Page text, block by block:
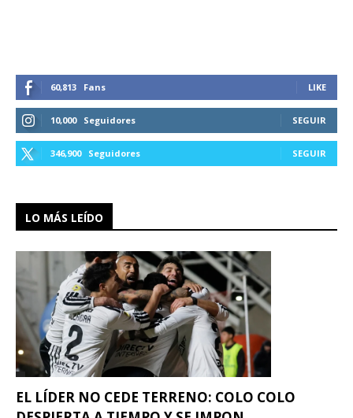
60,813 Fans LIKE
10,000 Seguidores SEGUIR
346,900 Seguidores SEGUIR
LO MÁS LEÍDO
EL LÍDER NO CEDE TERRENO: COLO COLO